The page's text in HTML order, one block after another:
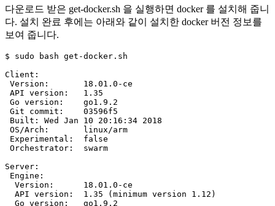
다운로드 받은 get-docker.sh 을 실행하면 docker 를 설치해 줍니
다. 설치 완료 후에는 아래와 같이 설치한 docker 버전 정보를
보여 줍니다.
$ sudo bash get-docker.sh
Client:
Server: